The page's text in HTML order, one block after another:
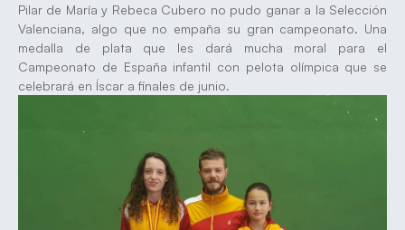
Pilar de María y Rebeca Cubero no pudo ganar a la Selección
Valenciana, algo que no empaña su gran campeonato. Una
medalla de plata que les dará mucha moral para el
Campeonato de España infantil con pelota olímpica que se
celebrará en Íscar a finales de junio.